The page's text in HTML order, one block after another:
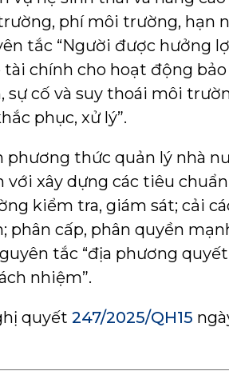
phí môi trường, hạn
tắc “Người được hưởng
tài chính cho hoạt động
sự cố và suy thoái môi
phục, xử lý”.
phương thức quản lý nhà
với xây dựng các tiêu
kiểm tra, giám sát; cải
phân cấp, phân quyền
tắc “địa phương
nhiệm”.
quyết 247/2025/QH15